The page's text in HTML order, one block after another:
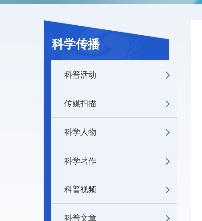
科学传播
科普活动
传媒扫描
科学人物
科学著作
科普视频
科普文章